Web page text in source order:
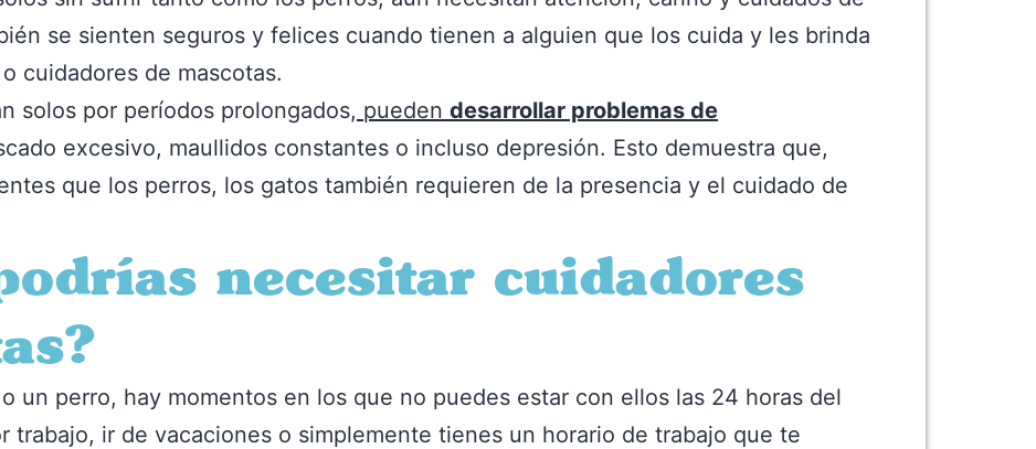
se sienten seguros y felices cuando tienen a alguien que los cuida y les brinda
cuidadores de mascotas.
solos por períodos prolongados, pueden desarrollar problemas de
excesivo, maullidos constantes o incluso depresión. Esto demuestra que,
que los perros, los gatos también requieren de la presencia y el cuidado de
necesitar cuidadores
un perro, hay momentos en los que no puedes estar con ellos las 24 horas del
trabajo, ir de vacaciones o simplemente tienes un horario de trabajo que te